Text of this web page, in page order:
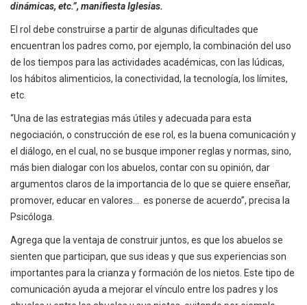
dinámicas, etc.”, manifiesta Iglesias.
El rol debe construirse a partir de algunas dificultades que
encuentran los padres como, por ejemplo, la combinación del uso
de los tiempos para las actividades académicas, con las lúdicas,
los hábitos alimenticios, la conectividad, la tecnología, los límites,
etc.
“Una de las estrategias más útiles y adecuada para esta
negociación, o construcción de ese rol, es la buena comunicación y
el diálogo, en el cual, no se busque imponer reglas y normas, sino,
más bien dialogar con los abuelos, contar con su opinión, dar
argumentos claros de la importancia de lo que se quiere enseñar,
promover, educar en valores… es ponerse de acuerdo”, precisa la
Psicóloga.
Agrega que la ventaja de construir juntos, es que los abuelos se
sienten que participan, que sus ideas y que sus experiencias son
importantes para la crianza y formación de los nietos. Este tipo de
comunicación ayuda a mejorar el vínculo entre los padres y los